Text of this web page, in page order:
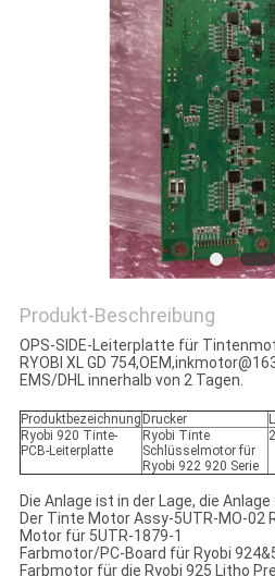
PRIVACY
Produkt-Beschreibung
OPS-SIDE-Leiterplatte für
RYOBI XL GD 754,
EMS/DHL innerhalb von 2 Tagen.
Produktbezeichnung Drucker
Ryobi 920 Tinte-
PCB-Leiterplatte
Ryobi Tinte
Schlüsselmotor für
Ryobi 922 920 Serie
Die Anlage ist in der Lage, die
Der Tinte Motor Assy-5UTR-MO-02
Motor für 5UTR-1879-1
Farbmotor/PC-Board für Ryobi
Farbmotor für die Ryobi 925 Litho